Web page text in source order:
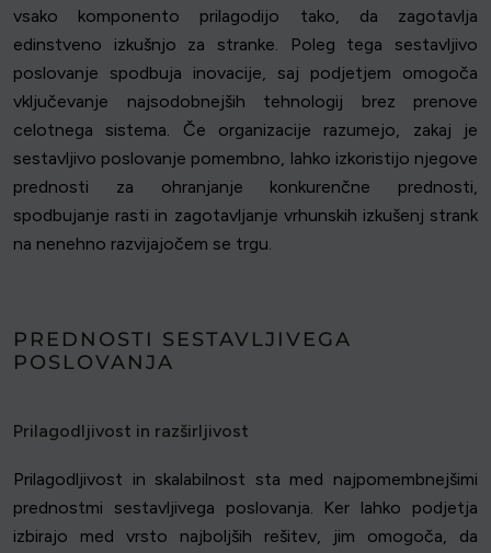
vsako komponento prilagodijo tako, da zagotavlja
edinstveno izkušnjo za stranke. Poleg tega sestavljivo
poslovanje spodbuja inovacije, saj podjetjem omogoča
vključevanje najsodobnejših tehnologij brez prenove
celotnega sistema. Če organizacije razumejo, zakaj je
sestavljivo poslovanje pomembno, lahko izkoristijo njegove
prednosti za ohranjanje konkurenčne prednosti,
spodbujanje rasti in zagotavljanje vrhunskih izkušenj strank
na nenehno razvijajočem se trgu.
PREDNOSTI SESTAVLJIVEGA
POSLOVANJA
Prilagodljivost in razširljivost
Prilagodljivost in skalabilnost sta med najpomembnejšimi
prednostmi sestavljivega poslovanja. Ker lahko podjetja
izbirajo med vrsto najboljših rešitev, jim omogoča, da